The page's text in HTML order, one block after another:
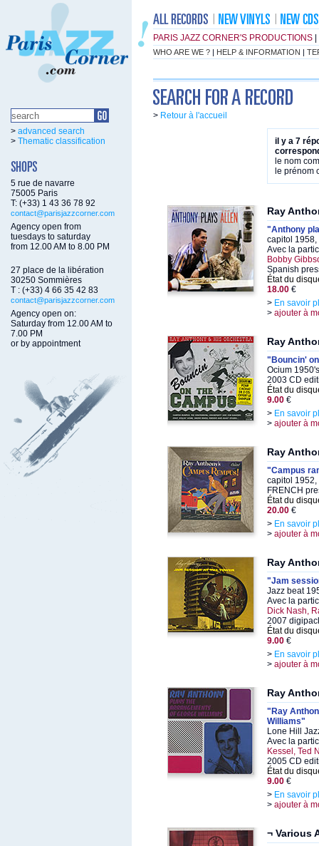
PARIS JAZZ CORNER'S PRODUCTIONS
WHO ARE WE ? | HELP & INFORMATION |
> advanced search
> Thematic classification
5 rue de navarre
75005 Paris
T: (+33) 1 43 36 78 92
contact@parisjazzcorner.com
Agency open from
tuesdays to saturday
from 12.00 AM to 8.00 PM
27 place de la libération
30250 Sommières
T : (+33) 4 66 35 42 83
contact@parisjazzcorner.com
Agency open on:
Saturday from 12.00 AM to
7.00 PM
or by appointment
> Retour à l'accueil
il y a 7
le nom
le prénom
Ray
"Anthony
capitol
Avec la
Bobby
Spanish
État du
18.00 €
> En savoir
> ajouter à
Ray
"Bouncin'
Ocium
2003 CD
État du
9.00 €
> En savoir
> ajouter à
Ray
"Campus
capitol 1952,
FRENCH
État du
20.00 €
> En savoir
> ajouter à
Ray
"Jam
Jazz beat
Avec la
Dick Nash,
2007
État du
9.00 €
> En savoir
> ajouter à
Ray
"Ray
Williams"
Lone Hill
Avec la
Kessel, Ted
2005 CD
État du
9.00 €
> En savoir
> ajouter à
¬ Various